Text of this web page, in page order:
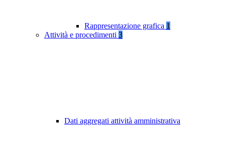
Rappresentazione grafica 1
Attività e procedimenti 3
Dati aggregati attività amministrativa